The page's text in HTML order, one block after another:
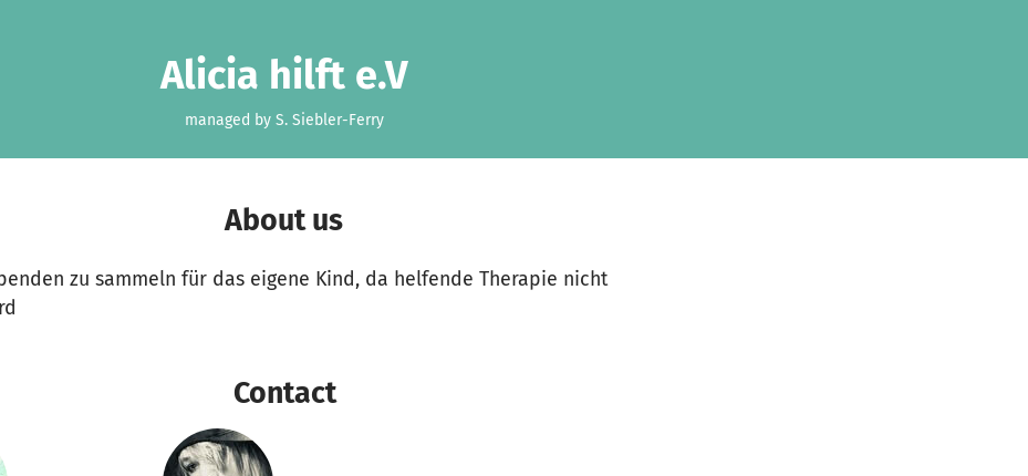
Alicia hilft e.V
managed by S. Siebler-Ferry
About us
zu sammeln für das eigene Kind, da helfende Therapie nicht
Contact